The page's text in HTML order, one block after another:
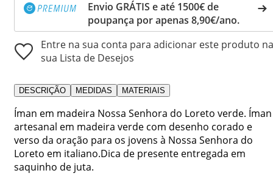
Envio GRÁTIS e até 1500€ de
poupança por apenas 8,90€/ano.
Entre na sua conta para adicionar este produto na
sua Lista de Desejos
DESCRIÇÃO MEDIDAS MATERIAIS
Íman em madeira Nossa Senhora do Loreto verde. Íman
artesanal em madeira verde com desenho corado e
verso da oração para os jovens à Nossa Senhora do
Loreto em italiano.Dica de presente entregada em
saquinho de juta.